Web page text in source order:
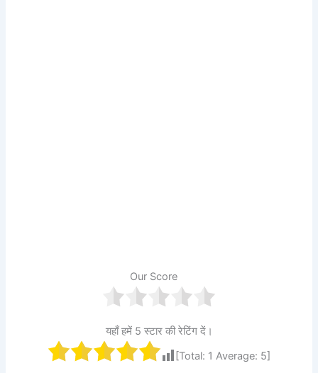
Our Score
यहाँ हमें 5 स्टार की रेटिंग दें।
[Total: 1 Average: 5